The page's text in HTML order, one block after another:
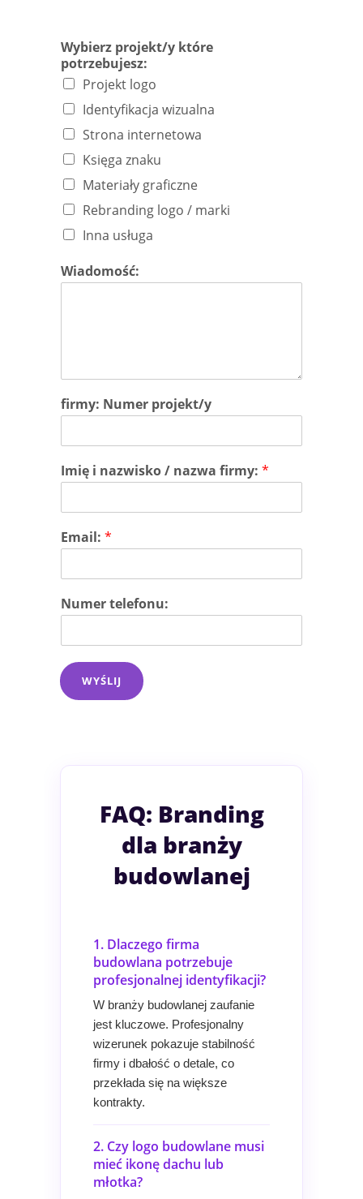
Wybierz projekt/y które
potrzebujesz:
Projekt logo
Identyfikacja wizualna
Strona internetowa
Księga znaku
Materiały graficzne
Rebranding logo / marki
Inna usługa
Wiadomość:
firmy: Numer projekt/y
Imię i nazwisko / nazwa firmy: *
Email: *
Numer telefonu:
WYŚLIJ
FAQ: Branding
dla branży
budowlanej
1. Dlaczego firma
budowlana potrzebuje
profesjonalnej identyfikacji?
W branży budowlanej zaufanie
jest kluczowe. Profesjonalny
wizerunek pokazuje stabilność
firmy i dbałość o detale, co
przekłada się na większe
kontrakty.
2. Czy logo budowlane musi
mieć ikonę dachu lub
młotka?